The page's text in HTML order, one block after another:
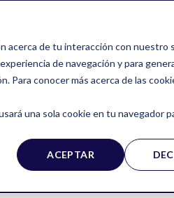
acerca de tu interacción con nuestro
de navegación y para
conocer más acerca de las
una sola cookie en tu navegador
ACEPTAR